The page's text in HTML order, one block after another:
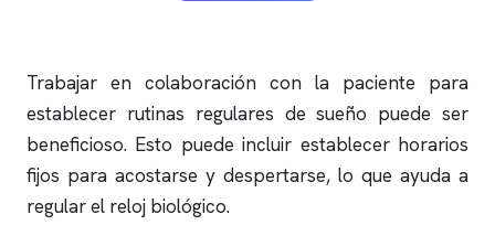
Trabajar en colaboración con la paciente para
establecer rutinas regulares de sueño puede ser
beneficioso. Esto puede incluir establecer horarios
fijos para acostarse y despertarse, lo que ayuda a
regular el reloj biológico.